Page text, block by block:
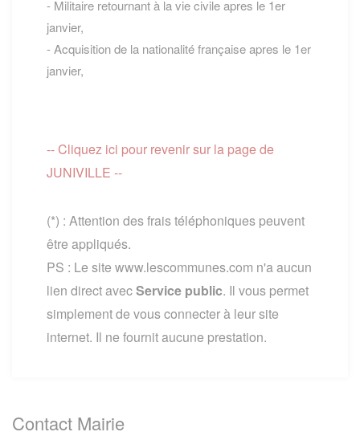
- Militaire retournant à la vie civile apres le 1er
janvier,
- Acquisition de la nationalité française apres le 1er
janvier,
-- Cliquez ici pour revenir sur la page de
JUNIVILLE --
(*) : Attention des frais téléphoniques peuvent
être appliqués.
PS : Le site www.lescommunes.com n'a aucun
lien direct avecService public. Il vous permet
simplement de vous connecter à leur site
internet. Il ne fournit aucune prestation.
Contact Mairie